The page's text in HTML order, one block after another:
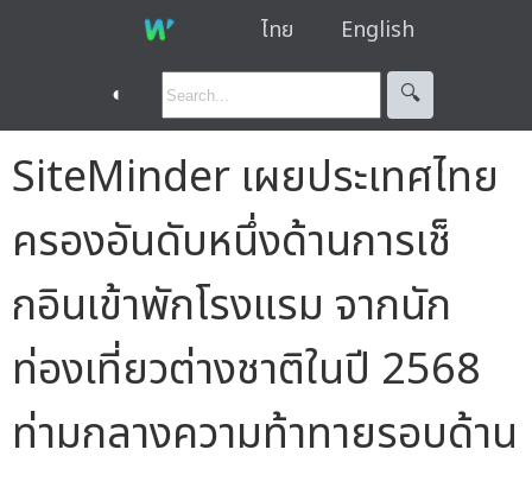
ไทย English
◐ 🔍︎
SiteMinder เผยประเทศไทย
ครองอันดับหนึ่งด้านการเช็
กอินเข้าพักโรงแรม จากนัก
ท่องเที่ยวต่างชาติในปี 2568
ท่ามกลางความท้าทายรอบด้าน